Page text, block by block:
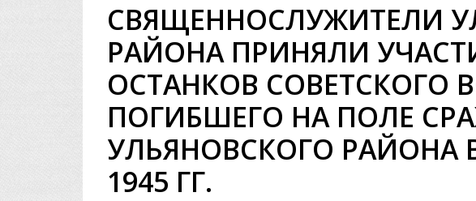
СВЯЩЕННОСЛУЖИТЕЛИ
РАЙОНА ПРИНЯЛИ
ОСТАНКОВ СОВЕТСКОГО
ПОГИБШЕГО НА ПОЛЕ
УЛЬЯНОВСКОГО РАЙОНА
1945 ГГ.